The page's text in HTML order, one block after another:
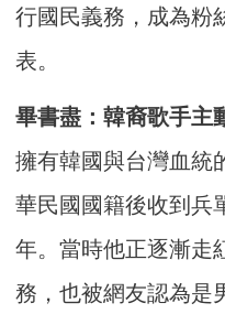
行國民義務，成為粉
表。
畢書盡：韓裔歌手
擁有韓國與台灣血統
華民國國籍後收到兵
年。當時他正逐漸走
務，也被網友認為是